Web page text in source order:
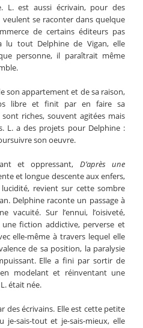
L. est aussi écrivain, pour des
se raconter dans quelque
de certains éditeurs pas
lu tout Delphine de Vigan, elle
personne, il paraîtrait même
son appartement et de sa raison,
libre et finit par en faire sa
riches, souvent agitées mais
L. a des projets pour Delphine :
son oeuvre.
et oppressant, D’après une
et longue descente aux enfers,
revient sur cette sombre
Delphine raconte un passage à
vacuité. Sur l’ennui, l’oisiveté,
une fiction addictive, perverse et
elle-même à travers lequel elle
de sa position, la paralysie
Elle a fini par sortir de
modelant et réinventant une
était née.
des écrivains. Elle est cette petite
sais-tout et je-sais-mieux, elle